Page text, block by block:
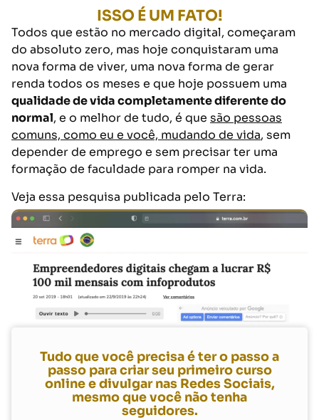
ISSO É UM FATO!
Todos que estão no mercado digital, começaram
do absoluto zero, mas hoje conquistaram uma
nova forma de viver, uma nova forma de gerar
renda todos os meses e que hoje possuem uma
qualidade de vida completamente diferente do
normal, e o melhor de tudo, é que são pessoas
comuns, como eu e você, mudando de vida, sem
depender de emprego e sem precisar ter uma
formação de faculdade para romper na vida.
Veja essa pesquisa publicada pelo Terra:
Tudo que você precisa é ter o passo a
passo para criar seu primeiro curso
online e divulgar nas Redes Sociais,
mesmo que você não tenha
seguidores.